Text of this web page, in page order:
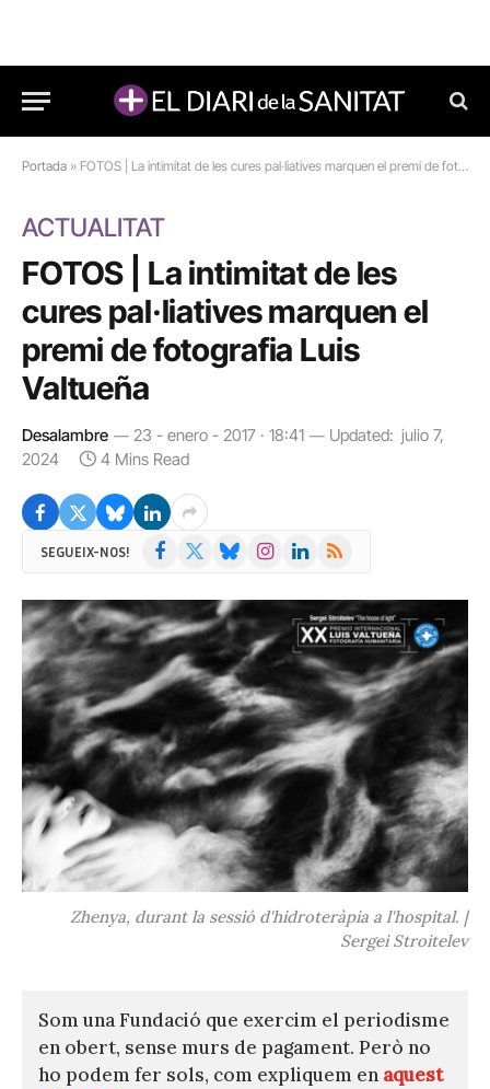
Portada » FOTOS | La intimitat de les cures pal·liatives marquen el premi de fotografia Luis Valtueña
ACTUALITAT
FOTOS | La intimitat de les
cures pal·liatives marquen el
premi de fotografia Luis
Valtueña
Desalambre 23 - enero - 2017 · 18:41 Updated: julio 7,
2024
4 Mins Read
SEGUEIX-NOS! Facebook BlueskyInstagramLinkedIn
RSS
Zhenya, durant la sessió d'hidroteràpia a l'hospital. |
Sergei Stroitelev
Som una Fundació que exercim el periodisme
en obert, sense murs de pagament. Però no
ho podem fer sols, com expliquem en aquest